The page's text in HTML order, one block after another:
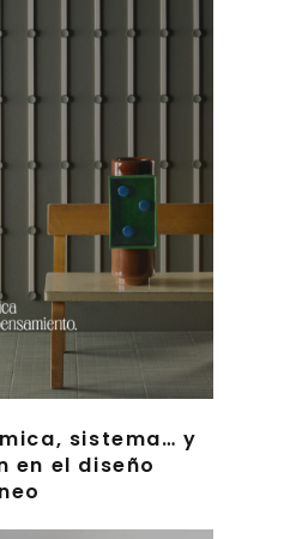
sistema… y
en el diseño